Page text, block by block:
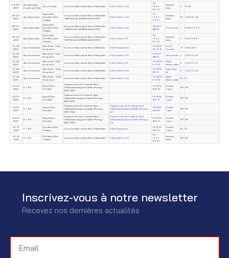
04-05-
2025
Ass. Alforssan
Equestrian Club
Borj Youssef Concours National de Saut d'Obstacles CSO Initiation 60
TN-
1995-
13557
Hammami
Asma
1 70.87
20-04-
2025
Ass. Hippoclub
Hippoclub -
Chorfech (Sidi-
Thabet)
Concours National de Saut d'Obstacles
"HIPPOCLUB SPRING MASTERS"
CSO Initiation 60
TN-
1995-
13557
Hammami
Asma
27 4.00/63.18
20-04-
2025
Ass. Hippoclub
Hippoclub -
Chorfech (Sidi-
Thabet)
Concours National de Saut d'Obstacles
"HIPPOCLUB SPRING MASTERS"
CSO Initiation 60
TN-2011-
82329
Jihene Anas 1 0.00/59.65
20-04-
2025
Ass. Hippoclub
Hippoclub -
Chorfech (Sidi-
Thabet)
Concours National de Saut d'Obstacles
"HIPPOCLUB SPRING MASTERS"
CSO Initiation 70
TN-
1995-
13557
Hammami
Asma
1 0.00/58.51
16-02-
2025
Ass. Horse Land
Béni Khiar- Club
Horse Land
Concours National de Saut d'Obstacles CSO Préparatoire I
TN-2010-
86458
Kouki
Youssef
17 12.00/72.11
16-02-
2025
Ass. Horse Land
Béni Khiar- Club
Horse Land
Concours National de Saut d'Obstacles CSO Initiation 60
TN-2011-
82329
Jihene Anas 1 0.00/61.49
16-02-
2025
Ass. Horse Land
Béni Khiar- Club
Horse Land
Concours National de Saut d'Obstacles CSO Initiation 70
TN-2006-
39912
Bellili
Hibatouallah
3 0.00/76.74
15-02-
2025
Ass. Horse Land
Béni Khiar - Club
Horse Land
Concours National de Saut d'Obstacles CSO Initiation 60
TN-2010-
27318
Ayari Med
Ali
2 4.00/79.90
15-02-
2025
Ass. Horse Land
Béni Khiar - Club
Horse Land
Concours National de Saut d'Obstacles CSO Initiation 60
TN-2006-
39912
Bellili
Hibatouallah
EL EL
04-01-
2025
F.T.S.E
HippoClub –
Chorfech
Championnat de Tunisie de Saut
d'Obstacles catégorie Cadets/Poneys
2023-2024
TN-2012-
84941
Oueslati
Zayd
NP NP
04-01-
2025
F.T.S.E
HippoClub –
Chorfech
Championnat de Tunisie de Saut
d'Obstacles catégorie Cadets/Poneys
2023-2024
TN-2012-
84941
Oueslati
Zayd
NP NP
04-01-
2025
F.T.S.E
HippoClub –
Chorfech
Championnat de Tunisie de Saut
d'Obstacles catégorie Cadets/Poneys
2023-2024
Championnat de Tunisie de Saut
d'Obstacles catégorie Cadets/Poneys
(J2)
TN-2012-
84941
Oueslati
Zayd
NP NP
04-01-
2025
F.T.S.E
HippoClub –
Chorfech
Championnat de Tunisie de Saut
d'Obstacles catégorie Cadets/Poneys
2023-2024
Championnat de Tunisie de Saut
d'Obstacles catégorie Cadets/Poneys
(J1)
TN-2012-
84941
Oueslati
Zayd
NP NP
29-12-
2024
F.T.S.E
Chorfech (Sidi-
Thabet)
Concours National de Saut d'Obstacles CSO Préparatoire
TN-2012-
84941
Oueslati
Zayd
EL EL
29-12-
2024
F.T.S.E
Chorfech (Sidi-
Thabet)
Concours National de Saut d'Obstacles CSO Initiation 60
TN-
1995-
13557
Hammami
Asma
NP NP
Inscrivez-vous à notre newsletter
Recevez nos dernières actualités